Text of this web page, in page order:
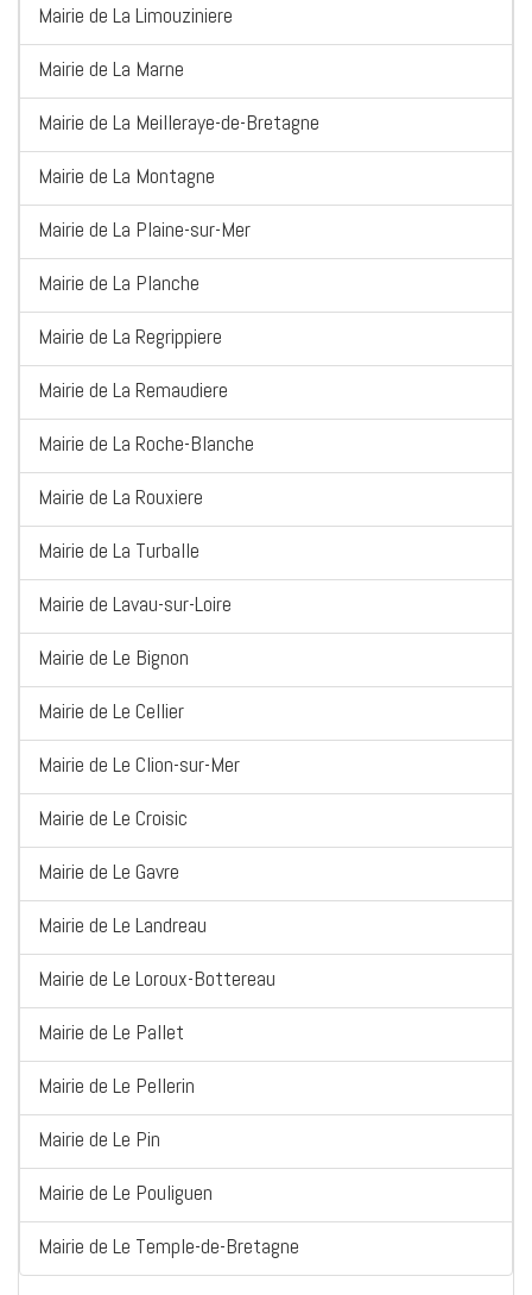
Mairie de La Limouziniere
Mairie de La Marne
Mairie de La Meilleraye-de-Bretagne
Mairie de La Montagne
Mairie de La Plaine-sur-Mer
Mairie de La Planche
Mairie de La Regrippiere
Mairie de La Remaudiere
Mairie de La Roche-Blanche
Mairie de La Rouxiere
Mairie de La Turballe
Mairie de Lavau-sur-Loire
Mairie de Le Bignon
Mairie de Le Cellier
Mairie de Le Clion-sur-Mer
Mairie de Le Croisic
Mairie de Le Gavre
Mairie de Le Landreau
Mairie de Le Loroux-Bottereau
Mairie de Le Pallet
Mairie de Le Pellerin
Mairie de Le Pin
Mairie de Le Pouliguen
Mairie de Le Temple-de-Bretagne